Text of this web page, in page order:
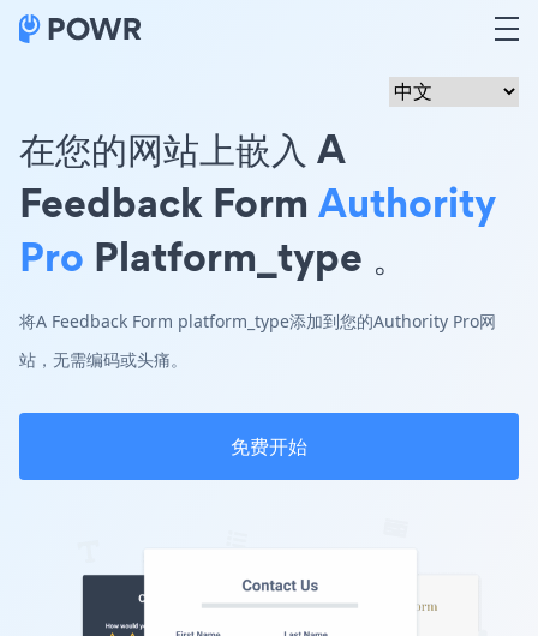
在您的网站上嵌入 A
Feedback Form Authority
Pro Platform_type 。
将A Feedback Form platform_type添加到您的Authority Pro网
站，无需编码或头痛。
免费开始